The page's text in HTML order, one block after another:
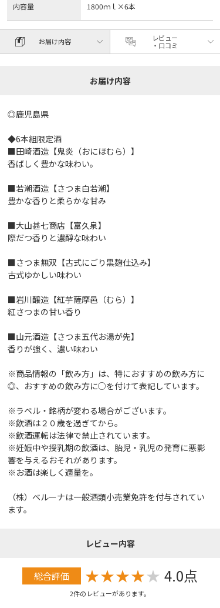
内容量 1800ｍｌ×6本
お届け内容
レビュー
・口コミ
お届け内容
◎鹿児島県
◆6本組限定酒
■田崎酒造【鬼炎（おにほむら）】
香ばしく豊かな味わい。
■若潮酒造【さつま白若潮】
豊かな香りと柔らかな甘み
■大山甚七商店【富久泉】
際だつ香りと濃醇な味わい
■さつま無双【古式にごり黒麹仕込み】
古式ゆかしい味わい
■岩川醸造【紅芋薩摩邑（むら）】
紅さつまの甘い香り
■山元酒造【さつま五代お湯が先】
香りが強く、濃い味わい
※商品情報の「飲み方」は、特におすすめの飲み方に
◎、おすすめの飲み方に○を付けて表記しています。
※ラベル・銘柄が変わる場合がございます。
※飲酒は２０歳を過ぎてから。
※飲酒運転は法律で禁止されています。
※妊娠中や授乳期の飲酒は、胎児・乳児の発育に悪影
響を与えるおそれがあります。
※お酒は楽しく適量を。
（株）ベルーナは一般酒類小売業免許を付与されてい
ます。
レビュー内容
総合評価 ★★★★★ 4.0点
2件のレビューがあります。